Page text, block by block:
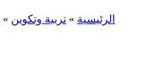
الرئيسية » تربية وتكوين »